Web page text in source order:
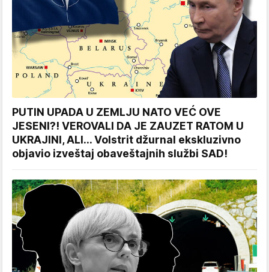
PUTIN UPADA U ZEMLJU NATO VEĆ OVE
JESENI?! VEROVALI DA JE ZAUZET RATOM U
UKRAJINI, ALI... Volstrit džurnal ekskluzivno
objavio izveštaj obaveštajnih službi SAD!